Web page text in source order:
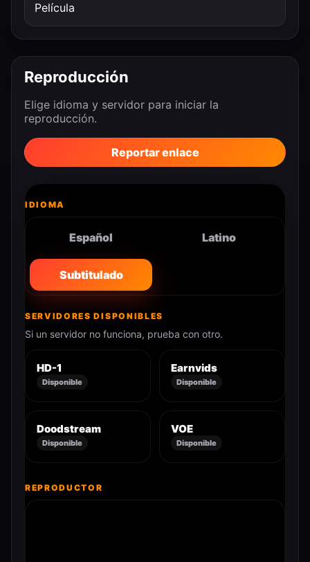
Película
Reproducción
Elige idioma y servidor para iniciar la
reproducción.
Reportar enlace
IDIOMA
Español Latino
Subtitulado
SERVIDORES DISPONIBLES
Si un servidor no funciona, prueba con otro.
HD-1
Disponible
Earnvids
Disponible
Doodstream
Disponible
VOE
Disponible
REPRODUCTOR